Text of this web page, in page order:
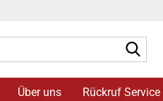
Über uns Rückruf Service